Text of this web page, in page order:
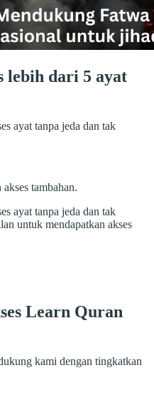
lebih dari 5 ayat
ayat tanpa jeda dan tak
tambahan.
ayat tanpa jeda dan tak
untuk mendapatkan akses
Learn Quran
kami dengan tingkatkan